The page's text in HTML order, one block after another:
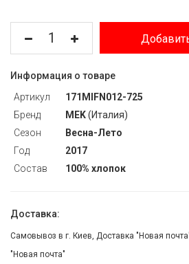
Информация о товаре
Артикул
171MIFN012-725
Бренд
MEK(Италия)
Сезон
Весна-Лето
Год
2017
Состав
100% хлопок
Доставка:
Самовывоз в г. Киев, Доставка "Новая
"Новая почта"